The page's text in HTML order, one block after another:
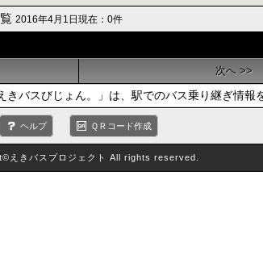
2016年4月1日現在：0件
次へ >>
きバスびじょん。」は、駅でのバス乗り継ぎ情報
ヘルプ ＱＲコード作成
えきバスプロジェクト All rights reserved.